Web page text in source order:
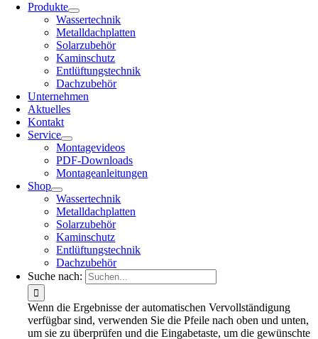
Produkte
Wassertechnik
Metalldachplatten
Solarzubehör
Kaminschutz
Entlüftungstechnik
Dachzubehör
Unternehmen
Aktuelles
Kontakt
Service
Montagevideos
PDF-Downloads
Montageanleitungen
Shop
Wassertechnik
Metalldachplatten
Solarzubehör
Kaminschutz
Entlüftungstechnik
Dachzubehör
Suche nach:
Wenn die Ergebnisse der automatischen Vervollständigung
verfügbar sind, verwenden Sie die Pfeile nach oben und unten,
um sie zu überprüfen und die Eingabetaste, um die gewünschte